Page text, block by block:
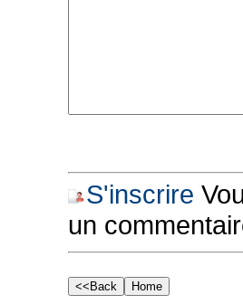
S'inscrire
un